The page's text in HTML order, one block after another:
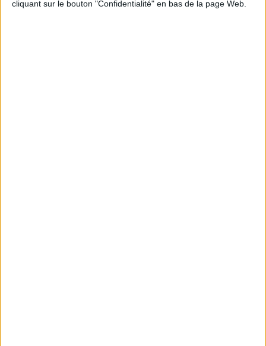
cliquant sur le bouton "Confidentialité" en bas de la page Web.